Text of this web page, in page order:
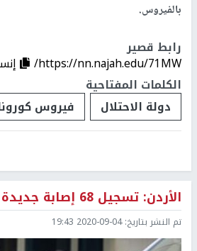
بالفيروس.
رابط قصير
https://nn.najah.edu/71MW/
الكلمات المفتاحية
دولة الاحتلال
فيروس
الأردن: تسجيل 68 إصابة جديدة بفيروس كورونا
تم النشر بتاريخ:2020-09-04 19:43